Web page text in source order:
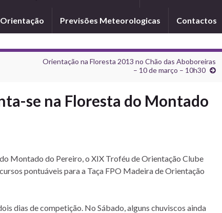
Previsões Meteorologicas Contactos
Orientação na Floresta 2013 no Chão das Aboboreiras
– 10 de março – 10h30
se na Floresta do Montado
Montado do Pereiro, o XIX Troféu de Orientação Clube
pontuáveis para a Taça FPO Madeira de Orientação
dias de competição. No Sábado, alguns chuviscos ainda